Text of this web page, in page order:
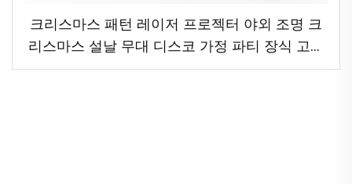
크리스마스 패턴 레이저 프로젝터 야외 조명 크
리스마스 설날 무대 디스코 가정 파티 장식 고휘
도